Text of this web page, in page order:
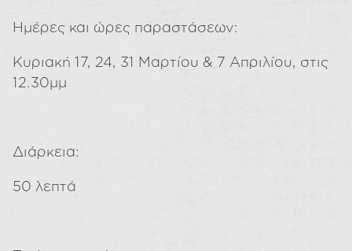
Ημέρες και ώρες παραστάσεων:
Κυριακή 17, 24, 31 Μαρτίου & 7 Απριλίου, στις
12.30μμ
Διάρκεια:
50 λεπτά